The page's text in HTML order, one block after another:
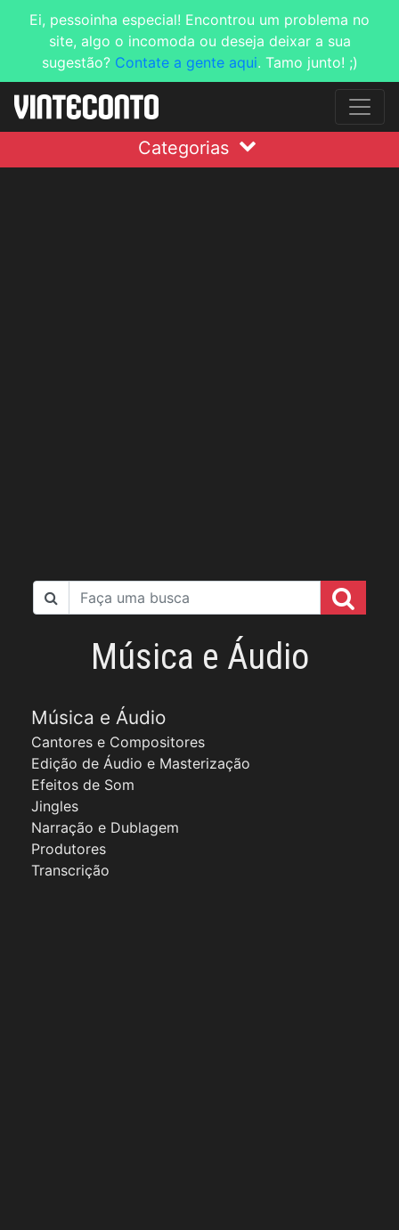
Ei, pessoinha especial! Encontrou um problema no
site, algo o incomoda ou deseja deixar a sua
sugestão? Contate a gente aqui. Tamo junto! ;)
Categorias
Música e Áudio
Música e Áudio
Cantores e Compositores
Edição de Áudio e Masterização
Efeitos de Som
Jingles
Narração e Dublagem
Produtores
Transcrição